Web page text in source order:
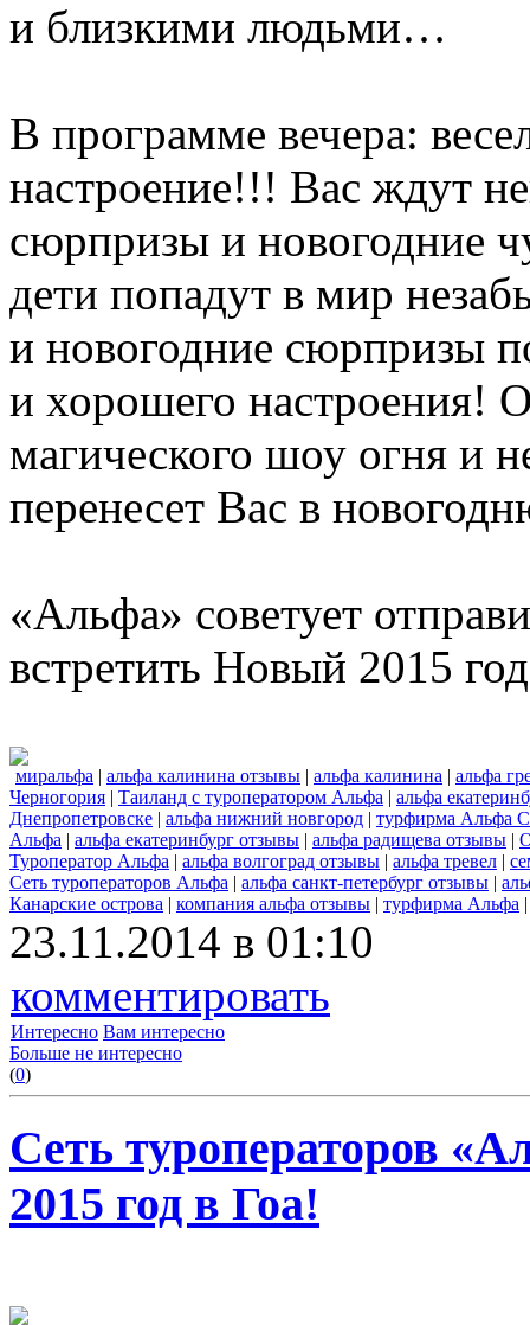
и близкими людьми…
В программе вечера:
настроение!!! Вас ждут
сюрпризы и новогодние
дети попадут в мир
и новогодние сюрпризы
и хорошего настроения!
магического шоу огня и
перенесет Вас в
«Альфа» советует
встретить Новый 2015
миральфа | альфа калинина отзывы | альфа калинина | альфа
Черногория | Таиланд с туроператором Альфа | альфа
Днепропетровске | альфа нижний новгород | турфирма Альфа
Альфа | альфа екатеринбург отзывы | альфа радищева отзывы |
Туроператор Альфа | альфа волгоград отзывы | альфа тревел |
Сеть туроператоров Альфа | альфа санкт-петербург отзывы |
Канарские острова | компания альфа отзывы | турфирма Альфа
23.11.2014 в 01:10
комментировать
Интересно Вам интересно
Больше не интересно
(0)
Сеть туроператоров
2015 год в Гоа!